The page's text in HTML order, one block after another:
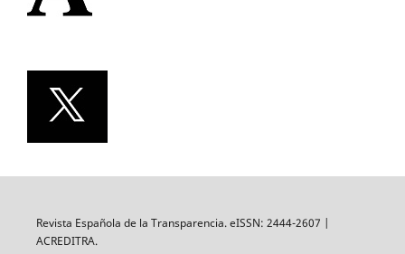
Revista Española de la Transparencia. eISSN: 2444-2607 |
ACREDITRA.